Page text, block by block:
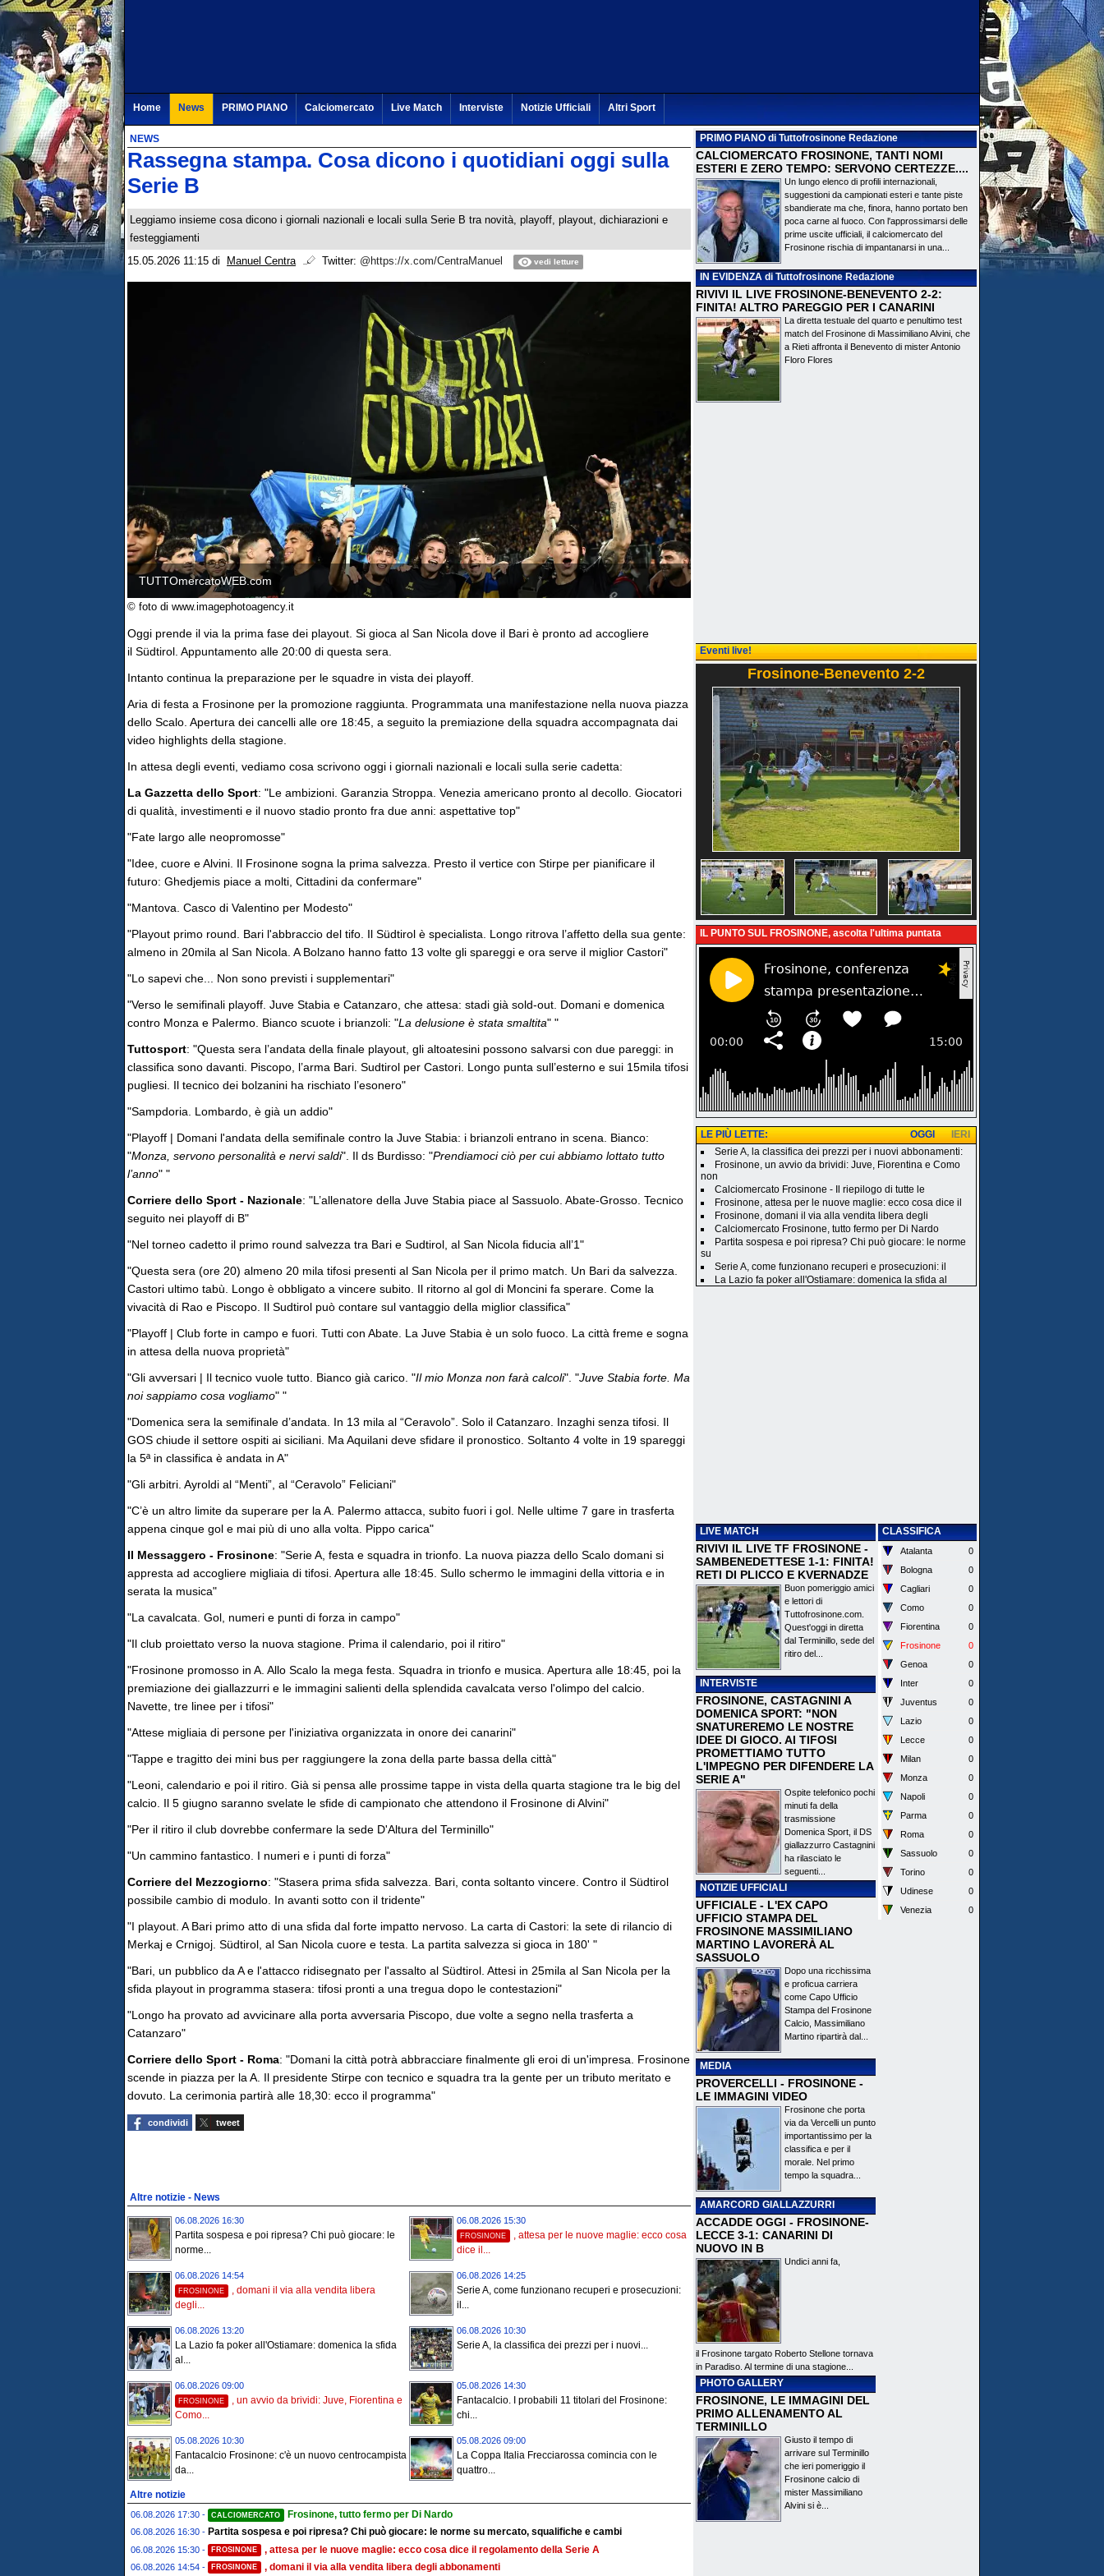
Home News PRIMO PIANO Calciomercato Live Match Interviste Notizie Ufficiali Altri Sport
NEWS
Rassegna stampa. Cosa dicono i quotidiani oggi sulla
Serie B
Leggiamo insieme cosa dicono i giornali nazionali e locali sulla Serie B tra novità, playoff, playout, dichiarazioni e
festeggiamenti
15.05.2026 11:15 di Manuel Centra Twitter: @https://x.com/CentraManuel vedi letture
TUTTOmercatoWEB.com
© foto di www.imagephotoagency.it
Oggi prende il via la prima fase dei playout. Si gioca al San Nicola dove il Bari è pronto ad accogliere
il Südtirol. Appuntamento alle 20:00 di questa sera.
Intanto continua la preparazione per le squadre in vista dei playoff.
Aria di festa a Frosinone per la promozione raggiunta. Programmata una manifestazione nella nuova piazza
dello Scalo. Apertura dei cancelli alle ore 18:45, a seguito la premiazione della squadra accompagnata dai
video highlights della stagione.
In attesa degli eventi, vediamo cosa scrivono oggi i giornali nazionali e locali sulla serie cadetta:
La Gazzetta dello Sport: "Le ambizioni. Garanzia Stroppa. Venezia americano pronto al decollo. Giocatori
di qualità, investimenti e il nuovo stadio pronto fra due anni: aspettative top"
"Fate largo alle neopromosse"
"Idee, cuore e Alvini. Il Frosinone sogna la prima salvezza. Presto il vertice con Stirpe per pianificare il
futuro: Ghedjemis piace a molti, Cittadini da confermare"
"Mantova. Casco di Valentino per Modesto"
"Playout primo round. Bari l'abbraccio del tifo. Il Südtirol è specialista. Longo ritrova l’affetto della sua gente:
almeno in 20mila al San Nicola. A Bolzano hanno fatto 13 volte gli spareggi e ora serve il miglior Castori"
"Lo sapevi che... Non sono previsti i supplementari"
"Verso le semifinali playoff. Juve Stabia e Catanzaro, che attesa: stadi già sold-out. Domani e domenica
contro Monza e Palermo. Bianco scuote i brianzoli: "La delusione è stata smaltita" "
Tuttosport: "Questa sera l’andata della finale playout, gli altoatesini possono salvarsi con due pareggi: in
classifica sono davanti. Piscopo, l’arma Bari. Sudtirol per Castori. Longo punta sull’esterno e sui 15mila tifosi
pugliesi. Il tecnico dei bolzanini ha rischiato l’esonero"
"Sampdoria. Lombardo, è già un addio"
"Playoff | Domani l'andata della semifinale contro la Juve Stabia: i brianzoli entrano in scena. Bianco:
"Monza, servono personalità e nervi saldi". Il ds Burdisso: "Prendiamoci ciò per cui abbiamo lottato tutto
l’anno" "
Corriere dello Sport - Nazionale: "L’allenatore della Juve Stabia piace al Sassuolo. Abate-Grosso. Tecnico
seguito nei playoff di B"
"Nel torneo cadetto il primo round salvezza tra Bari e Sudtirol, al San Nicola fiducia all’1"
"Questa sera (ore 20) almeno 20 mila tifosi presenti al San Nicola per il primo match. Un Bari da salvezza.
Castori ultimo tabù. Longo è obbligato a vincere subito. Il ritorno al gol di Moncini fa sperare. Come la
vivacità di Rao e Piscopo. Il Sudtirol può contare sul vantaggio della miglior classifica"
"Playoff | Club forte in campo e fuori. Tutti con Abate. La Juve Stabia è un solo fuoco. La città freme e sogna
in attesa della nuova proprietà"
"Gli avversari | Il tecnico vuole tutto. Bianco già carico. "Il mio Monza non farà calcoli". "Juve Stabia forte. Ma
noi sappiamo cosa vogliamo" "
"Domenica sera la semifinale d’andata. In 13 mila al “Ceravolo”. Solo il Catanzaro. Inzaghi senza tifosi. Il
GOS chiude il settore ospiti ai siciliani. Ma Aquilani deve sfidare il pronostico. Soltanto 4 volte in 19 spareggi
la 5ª in classifica è andata in A"
"Gli arbitri. Ayroldi al “Menti”, al “Ceravolo” Feliciani"
"C’è un altro limite da superare per la A. Palermo attacca, subito fuori i gol. Nelle ultime 7 gare in trasferta
appena cinque gol e mai più di uno alla volta. Pippo carica"
Il Messaggero - Frosinone: "Serie A, festa e squadra in trionfo. La nuova piazza dello Scalo domani si
appresta ad accogliere migliaia di tifosi. Apertura alle 18:45. Sullo schermo le immagini della vittoria e in
serata la musica"
"La cavalcata. Gol, numeri e punti di forza in campo"
"Il club proiettato verso la nuova stagione. Prima il calendario, poi il ritiro"
"Frosinone promosso in A. Allo Scalo la mega festa. Squadra in trionfo e musica. Apertura alle 18:45, poi la
premiazione dei giallazzurri e le immagini salienti della splendida cavalcata verso l'olimpo del calcio.
Navette, tre linee per i tifosi"
"Attese migliaia di persone per l'iniziativa organizzata in onore dei canarini"
"Tappe e tragitto dei mini bus per raggiungere la zona della parte bassa della città"
"Leoni, calendario e poi il ritiro. Già si pensa alle prossime tappe in vista della quarta stagione tra le big del
calcio. Il 5 giugno saranno svelate le sfide di campionato che attendono il Frosinone di Alvini"
"Per il ritiro il club dovrebbe confermare la sede D'Altura del Terminillo"
"Un cammino fantastico. I numeri e i punti di forza"
Corriere del Mezzogiorno: "Stasera prima sfida salvezza. Bari, conta soltanto vincere. Contro il Südtirol
possibile cambio di modulo. In avanti sotto con il tridente"
"I playout. A Bari primo atto di una sfida dal forte impatto nervoso. La carta di Castori: la sete di rilancio di
Merkaj e Crnigoj. Südtirol, al San Nicola cuore e testa. La partita salvezza si gioca in 180' "
"Bari, un pubblico da A e l'attacco ridisegnato per l'assalto al Südtirol. Attesi in 25mila al San Nicola per la
sfida playout in programma stasera: tifosi pronti a una tregua dopo le contestazioni"
"Longo ha provato ad avvicinare alla porta avversaria Piscopo, due volte a segno nella trasferta a
Catanzaro"
Corriere dello Sport - Roma: "Domani la città potrà abbracciare finalmente gli eroi di un'impresa. Frosinone
scende in piazza per la A. Il presidente Stirpe con tecnico e squadra tra la gente per un tributo meritato e
dovuto. La cerimonia partirà alle 18,30: ecco il programma"
condividi tweet
Altre notizie - News
06.08.2026 16:30
Partita sospesa e poi ripresa? Chi può giocare: le
norme...
06.08.2026 15:30
FROSINONE
, attesa per le nuove maglie: ecco cosa
dice il...
06.08.2026 14:54
FROSINONE
, domani il via alla vendita libera
degli...
06.08.2026 14:25
Serie A, come funzionano recuperi e prosecuzioni:
il...
06.08.2026 13:20
La Lazio fa poker all'Ostiamare: domenica la sfida
al...
06.08.2026 10:30
Serie A, la classifica dei prezzi per i nuovi...
06.08.2026 09:00
FROSINONE
, un avvio da brividi: Juve, Fiorentina e
Como...
05.08.2026 14:30
Fantacalcio. I probabili 11 titolari del Frosinone:
chi...
05.08.2026 10:30
Fantacalcio Frosinone: c'è un nuovo centrocampista
da...
05.08.2026 09:00
La Coppa Italia Frecciarossa comincia con le
quattro...
Altre notizie
06.08.2026 17:30 - CALCIOMERCATO Frosinone, tutto fermo per Di Nardo
06.08.2026 16:30 - Partita sospesa e poi ripresa? Chi può giocare: le norme su mercato, squalifiche e cambi
06.08.2026 15:30 - FROSINONE , attesa per le nuove maglie: ecco cosa dice il regolamento della Serie A
06.08.2026 14:54 - FROSINONE , domani il via alla vendita libera degli abbonamenti
PRIMO PIANOdi Tuttofrosinone Redazione
CALCIOMERCATO FROSINONE, TANTI NOMI
ESTERI E ZERO TEMPO: SERVONO CERTEZZE....
Un lungo elenco di profili internazionali,
suggestioni da campionati esteri e tante piste
sbandierate ma che, finora, hanno portato ben
poca carne al fuoco. Con l'approssimarsi delle
prime uscite ufficiali, il calciomercato del
Frosinone rischia di impantanarsi in una...
IN EVIDENZAdi Tuttofrosinone Redazione
RIVIVI IL LIVE FROSINONE-BENEVENTO 2-2:
FINITA! ALTRO PAREGGIO PER I CANARINI
La diretta testuale del quarto e penultimo test
match del Frosinone di Massimiliano Alvini, che
a Rieti affronta il Benevento di mister Antonio
Floro Flores
Eventi live!
Frosinone-Benevento 2-2
IL PUNTO SUL FROSINONE, ascolta l'ultima puntata
LE PIÙ LETTE: IERI
OGGI
Serie A, la classifica dei prezzi per i nuovi abbonamenti:
Frosinone, un avvio da brividi: Juve, Fiorentina e Como
non
Calciomercato Frosinone - Il riepilogo di tutte le
Frosinone, attesa per le nuove maglie: ecco cosa dice il
Frosinone, domani il via alla vendita libera degli
Calciomercato Frosinone, tutto fermo per Di Nardo
Partita sospesa e poi ripresa? Chi può giocare: le norme
su
Serie A, come funzionano recuperi e prosecuzioni: il
La Lazio fa poker all'Ostiamare: domenica la sfida al
LIVE MATCH
RIVIVI IL LIVE TF FROSINONE -
SAMBENEDETTESE 1-1: FINITA!
RETI DI PLICCO E KVERNADZE
Buon pomeriggio amici
e lettori di
Tuttofrosinone.com.
Quest'oggi in diretta
dal Terminillo, sede del
ritiro del...
INTERVISTE
FROSINONE, CASTAGNINI A
DOMENICA SPORT: "NON
SNATUREREMO LE NOSTRE
IDEE DI GIOCO. AI TIFOSI
PROMETTIAMO TUTTO
L'IMPEGNO PER DIFENDERE LA
SERIE A"
Ospite telefonico pochi
minuti fa della
trasmissione
Domenica Sport, il DS
giallazzurro Castagnini
ha rilasciato le
seguenti...
NOTIZIE UFFICIALI
UFFICIALE - L'EX CAPO
UFFICIO STAMPA DEL
FROSINONE MASSIMILIANO
MARTINO LAVORERÀ AL
SASSUOLO
Dopo una ricchissima
e proficua carriera
come Capo Ufficio
Stampa del Frosinone
Calcio, Massimiliano
Martino ripartirà dal...
MEDIA
PROVERCELLI - FROSINONE -
LE IMMAGINI VIDEO
Frosinone che porta
via da Vercelli un punto
importantissimo per la
classifica e per il
morale. Nel primo
tempo la squadra...
AMARCORD GIALLAZZURRI
ACCADDE OGGI - FROSINONE-
LECCE 3-1: CANARINI DI
NUOVO IN B
Undici anni fa,
il Frosinone targato Roberto Stellone tornava
in Paradiso. Al termine di una stagione...
PHOTO GALLERY
FROSINONE, LE IMMAGINI DEL
PRIMO ALLENAMENTO AL
TERMINILLO
Giusto il tempo di
arrivare sul Terminillo
che ieri pomeriggio il
Frosinone calcio di
mister Massimiliano
Alvini si è...
CLASSIFICA
Atalanta
0
Bologna
0
Cagliari
0
Como
0
Fiorentina
0
Frosinone
0
Genoa
0
Inter
0
Juventus
0
Lazio
0
Lecce
0
Milan
0
Monza
0
Napoli
0
Parma
0
Roma
0
Sassuolo
0
Torino
0
Udinese
0
Venezia
0